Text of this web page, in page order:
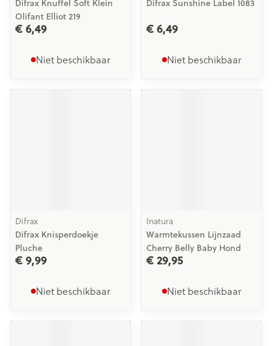
Difrax Knuffel Soft Klein
Olifant Elliot 219
€ 6,49
Niet beschikbaar
Difrax Sunshine Label 1083
€ 6,49
Niet beschikbaar
Difrax
Difrax Knisperdoekje
Pluche
€ 9,99
Niet beschikbaar
Inatura
Warmtekussen Lijnzaad
Cherry Belly Baby Hond
€ 29,95
Niet beschikbaar